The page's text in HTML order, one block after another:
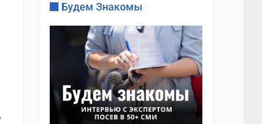
Будем Знакомы